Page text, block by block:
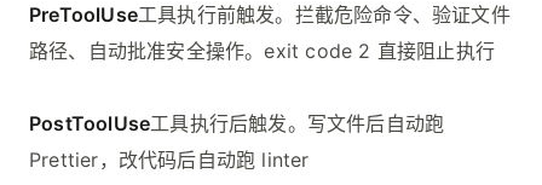
PreToolUse工具执行前触发。拦截危险命令、验证文件
路径、自动批准安全操作。exit code 2 直接阻止执行
PostToolUse工具执行后触发。写文件后自动跑
Prettier，改代码后自动跑 linter